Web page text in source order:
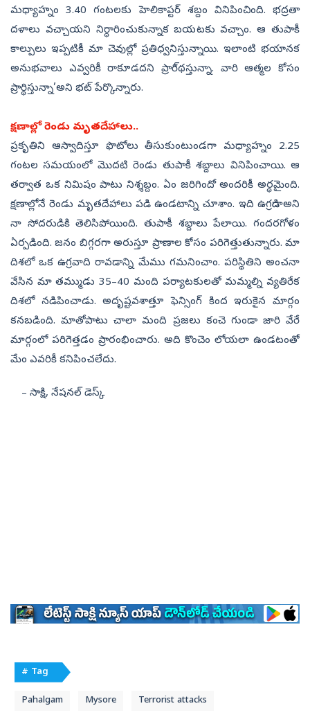
మధ్యాహ్నం 3.40 గంటలకు హెలికాప్టర్‌ శబ్దం వినిపించింది. భద్రతా
దళాలు వచ్చాయని నిర్ధారించుకున్నాక బయటకు వచ్చాం. ఆ తుపాకీ
కాల్పులు ఇప్పటికీ మా చెవుల్లో ప్రతిధ్వనిస్తున్నాయి. ఇలాంటి భయానక
అనుభవాలు ఎవ్వరికీ రాకూడదని ప్రారి్థస్తున్నా. వారి ఆత్మల కోసం
ప్రార్థిస్తున్నా’అని భట్‌ పేర్కొన్నారు.
క్షణాల్లో రెండు మృతదేహాలు..
ప్రకృతిని ఆస్వాదిస్తూ ఫొటోలు తీసుకుంటుండగా మధ్యాహ్నం 2.25
గంటల సమయంలో మొదటి రెండు తుపాకీ శబ్దాలు వినిపించాయి. ఆ
తర్వాత ఒక నిమిషం పాటు నిశ్శబ్దం. ఏం జరిగిందో అందరికీ అర్థమైంది.
క్షణాల్లోనే రెండు మృతదేహాలు పడి ఉండటాన్ని చూశాం. ఇది ఉగ్రదాడి అని
నా సోదరుడికి తెలిసిపోయింది. తుపాకీ శబ్దాలు పేలాయి. గందరగోళం
ఏర్పడింది. జనం బిగ్గరగా అరుస్తూ ప్రాణాల కోసం పరిగెత్తుతున్నారు. మా
దిశలో ఒక ఉగ్రవాది రావడాన్ని మేము గమనించాం. పరిస్థితిని అంచనా
వేసిన మా తమ్ముడు 35–40 మంది పర్యాటకులతో మమ్మల్ని వ్యతిరేక
దిశలో నడిపించాడు. అదృష్టవశాత్తూ ఫెన్సింగ్‌ కింద ఇరుకైన మార్గం
కనబడింది. మాతోపాటు చాలా మంది ప్రజలు కంచె గుండా జారి వేరే
మార్గంలో పరిగెత్తడం ప్రారంభించారు. అది కొంచెం లోయలా ఉండటంతో
మేం ఎవరికీ కనిపించలేదు.
– సాక్షి, నేషనల్‌ డెస్క్‌
# Tag
Pahalgam Mysore Terrorist attacks